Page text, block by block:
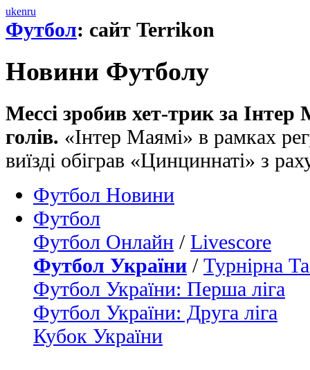
ukenru
Футбол: сайт Terrikon
Новини Футболу
Мессі зробив хет-трик за Інтер
голів. «Інтер Маямі» в рамках
виїзді обіграв «Цинциннаті» з
Футбол Новини
Футбол
Футбол Онлайн / Livescore
Футбол України / Турнірна
Футбол України: Перша ліга
Футбол України: Друга ліга
Кубок України